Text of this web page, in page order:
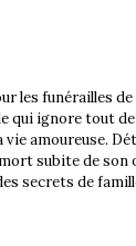
les funérailles de
qui ignore tout de
amoureuse.
subite de son
secrets de